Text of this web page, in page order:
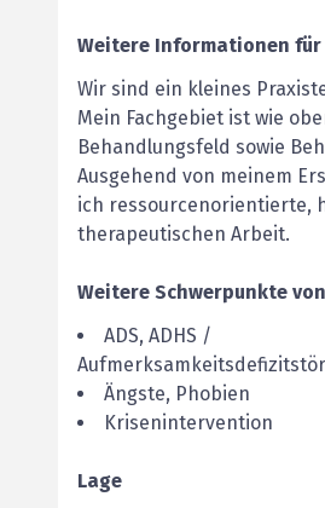
Weitere Informationen
Wir sind ein kleines
Mein Fachgebiet ist wie
Behandlungsfeld sowie
Ausgehend von meinem
ich ressourcenorientierte,
therapeutischen Arbeit.
Weitere Schwerpunkte von
ADS, ADHS /
Ängste, Phobien
Krisenintervention
Lage